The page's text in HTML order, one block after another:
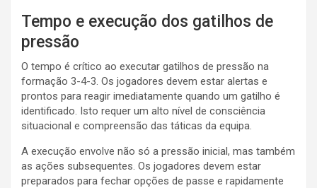
Tempo e execução dos gatilhos de
pressão
O tempo é crítico ao executar gatilhos de pressão na
formação 3-4-3. Os jogadores devem estar alertas e
prontos para reagir imediatamente quando um gatilho é
identificado. Isto requer um alto nível de consciência
situacional e compreensão das táticas da equipa.
A execução envolve não só a pressão inicial, mas também
as ações subsequentes. Os jogadores devem estar
preparados para fechar opções de passe e rapidamente